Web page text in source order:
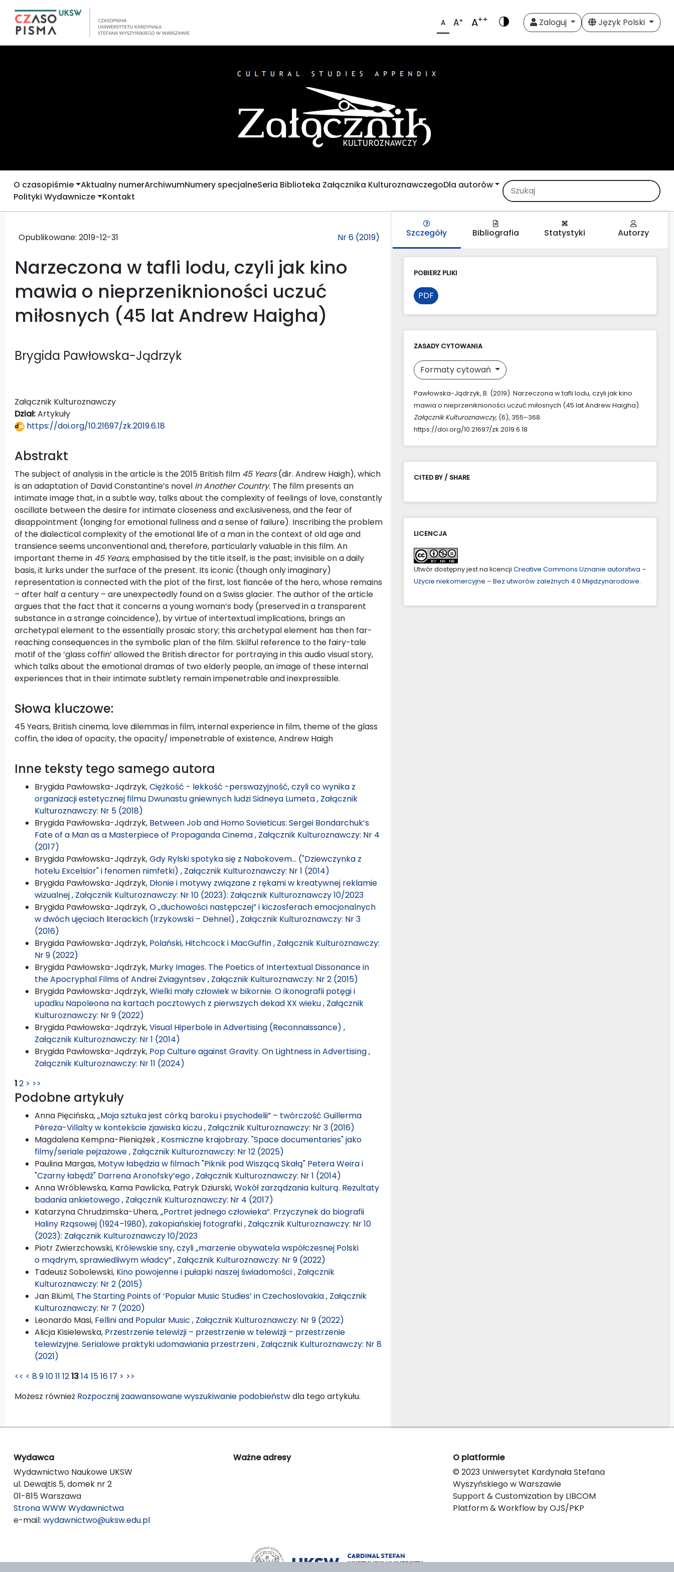
A A+ A++ Zaloguj Język Polski
O czasopiśmie Aktualny numerArchiwumNumery specjalneSeria Biblioteka Załącznika KulturoznawczegoDla autorów
Polityki Wydawnicze Kontakt
Opublikowane: 2019-12-31 Nr 6 (2019)
Narzeczona w tafli lodu, czyli jak kino
mawia o nieprzeniknioności uczuć
miłosnych (45 lat Andrew Haigha)
Brygida Pawłowska-Jądrzyk
Załącznik Kulturoznawczy
Dział:Artykuły
https://doi.org/10.21697/zk.2019.6.18
Abstrakt
The subject of analysis in the article is the 2015 British film 45 Years(dir. Andrew Haigh), which
is an adaptation of David Constantine’s novel In Another Country. The film presents an
intimate image that, in a subtle way, talks about the complexity of feelings of love, constantly
oscillate between the desire for intimate closeness and exclusiveness, and the fear of
disappointment (longing for emotional fullness and a sense of failure). Inscribing the problem
of the dialectical complexity of the emotional life of a man in the context of old age and
transience seems unconventional and, therefore, particularly valuable in this film. An
important theme in 45 Years, emphasised by the title itself, is the past; invisible on a daily
basis, it lurks under the surface of the present. Its iconic (though only imaginary)
representation is connected with the plot of the first, lost fiancée of the hero, whose remains
– after half a century – are unexpectedly found on a Swiss glacier. The author of the article
argues that the fact that it concerns a young woman’s body (preserved in a transparent
substance in a strange coincidence), by virtue of intertextual implications, brings an
archetypal element to the essentially prosaic story; this archetypal element has then far-
reaching consequences in the symbolic plan of the film. Skilful reference to the fairy-tale
motif of the ‘glass coffin’ allowed the British director for portraying in this audio visual story,
which talks about the emotional dramas of two elderly people, an image of these internal
experiences that in their intimate subtlety remain impenetrable and inexpressible.
Słowa kluczowe:
45 Years, British cinema, love dilemmas in film, internal experience in film, theme of the glass
coffin, the idea of opacity, the opacity/ impenetrable of existence, Andrew Haigh
Inne teksty tego samego autora
Brygida Pawłowska-Jądrzyk,Ciężkość - lekkość -perswazyjność, czyli co wynika z
organizacji estetycznej filmu Dwunastu gniewnych ludzi Sidneya Lumeta, Załącznik
Kulturoznawczy: Nr 5 (2018)
Brygida Pawłowska-Jądrzyk, Between Job and Homo Sovieticus: Sergei Bondarchuk’s
Fate of a Man as a Masterpiece of Propaganda Cinema, Załącznik Kulturoznawczy: Nr 4
(2017)
Brygida Pawłowska-Jądrzyk,Gdy Rylski spotyka się z Nabokovem… ("Dziewczynka z
hotelu Excelsior" i fenomen nimfetki) , Załącznik Kulturoznawczy: Nr 1 (2014)
Brygida Pawłowska-Jądrzyk, Dłonie i motywy związane z rękami w kreatywnej reklamie
wizualnej, Załącznik Kulturoznawczy: Nr 10 (2023): Załącznik Kulturoznawczy 10/2023
Brygida Pawłowska-Jądrzyk,O „duchowości następczej” i kiczosferach emocjonalnych
w dwóch ujęciach literackich (Irzykowski – Dehnel) , Załącznik Kulturoznawczy: Nr 3
(2016)
Brygida Pawłowska-Jądrzyk, Polański, Hitchcock i MacGuffin, Załącznik Kulturoznawczy:
Nr 9 (2022)
Brygida Pawłowska-Jądrzyk, Murky Images. The Poetics of Intertextual Dissonance in
the Apocryphal Films of Andrei Zviagyntsev, Załącznik Kulturoznawczy: Nr 2 (2015)
Brygida Pawłowska-Jądrzyk,Wielki mały człowiek w bikornie. O ikonografii potęgi i
upadku Napoleona na kartach pocztowych z pierwszych dekad XX wieku, Załącznik
Kulturoznawczy: Nr 9 (2022)
Brygida Pawłowska-Jądrzyk,Visual Hiperbole in Advertising (Reconnaissance) ,
Załącznik Kulturoznawczy: Nr 1 (2014)
Brygida Pawłowska-Jądrzyk, Pop Culture against Gravity. On Lightness in Advertising,
Załącznik Kulturoznawczy: Nr 11 (2024)
12 > >>
Podobne artykuły
Anna Pięcińska,„Moja sztuka jest córką baroku i psychodelii” – twórczość Guillerma
Péreza-Villalty w kontekście zjawiska kiczu, Załącznik Kulturoznawczy: Nr 3 (2016)
Magdalena Kempna-Pieniążek , Kosmiczne krajobrazy. "Space documentaries" jako
filmy/seriale pejzażowe, Załącznik Kulturoznawczy: Nr 12 (2025)
Paulina Margas, Motyw łabędzia w filmach "Piknik pod Wiszącą Skałą" Petera Weira i
"Czarny łabędź" Darrena Aronofsky’ego, Załącznik Kulturoznawczy: Nr 1 (2014)
Anna Wróblewska, Kama Pawlicka, Patryk Dziurski,Wokół zarządzania kulturą. Rezultaty
badania ankietowego, Załącznik Kulturoznawczy: Nr 4 (2017)
Katarzyna Chrudzimska-Uhera,„Portret jednego człowieka”. Przyczynek do biografii
Haliny Rząsowej (1924–1980), zakopiańskiej fotografki, Załącznik Kulturoznawczy: Nr 10
(2023): Załącznik Kulturoznawczy 10/2023
Piotr Zwierzchowski, Królewskie sny, czyli „marzenie obywatela współczesnej Polski
o mądrym, sprawiedliwym władcy”, Załącznik Kulturoznawczy: Nr 9 (2022)
Tadeusz Sobolewski, Kino powojenne i pułapki naszej świadomości, Załącznik
Kulturoznawczy: Nr 2 (2015)
Jan Blüml, The Starting Points of ‘Popular Music Studies’ in Czechoslovakia, Załącznik
Kulturoznawczy: Nr 7 (2020)
Leonardo Masi, Fellini and Popular Music , Załącznik Kulturoznawczy: Nr 9 (2022)
Alicja Kisielewska, Przestrzenie telewizji – przestrzenie w telewizji – przestrzenie
telewizyjne. Serialowe praktyki udomawiania przestrzeni, Załącznik Kulturoznawczy: Nr 8
(2021)
<< < 891011 121314 151617 > >>
Możesz również Rozpocznij zaawansowane wyszukiwanie podobieństwdla tego artykułu.
Szczegóły Bibliografia Statystyki Autorzy
POBIERZ PLIKI
PDF
ZASADY CYTOWANIA
Formaty cytowań
Pawłowska-Jądrzyk, B. (2019). Narzeczona w tafli lodu, czyli jak kino
mawia o nieprzeniknioności uczuć miłosnych (45 lat Andrew Haigha).
Załącznik Kulturoznawczy, (6), 355–368.
https://doi.org/10.21697/zk.2019.6.18
CITED BY / SHARE
LICENCJA
Utwór dostępny jest na licencji Creative Commons Uznanie autorstwa –
Użycie niekomercyjne – Bez utworów zależnych 4.0 Międzynarodowe.
Wydawca
Wydawnictwo Naukowe UKSW
ul. Dewajtis 5, domek nr 2
01-815 Warszawa
Strona WWW Wydawnictwa
e-mail: wydawnictwo@uksw.edu.pl
Ważne adresy
O platformie
© 2023 Uniwersytet Kardynała Stefana
Wyszyńskiego w Warszawie
Support & Customization by LIBCOM
Platform & Workflow by OJS/PKP